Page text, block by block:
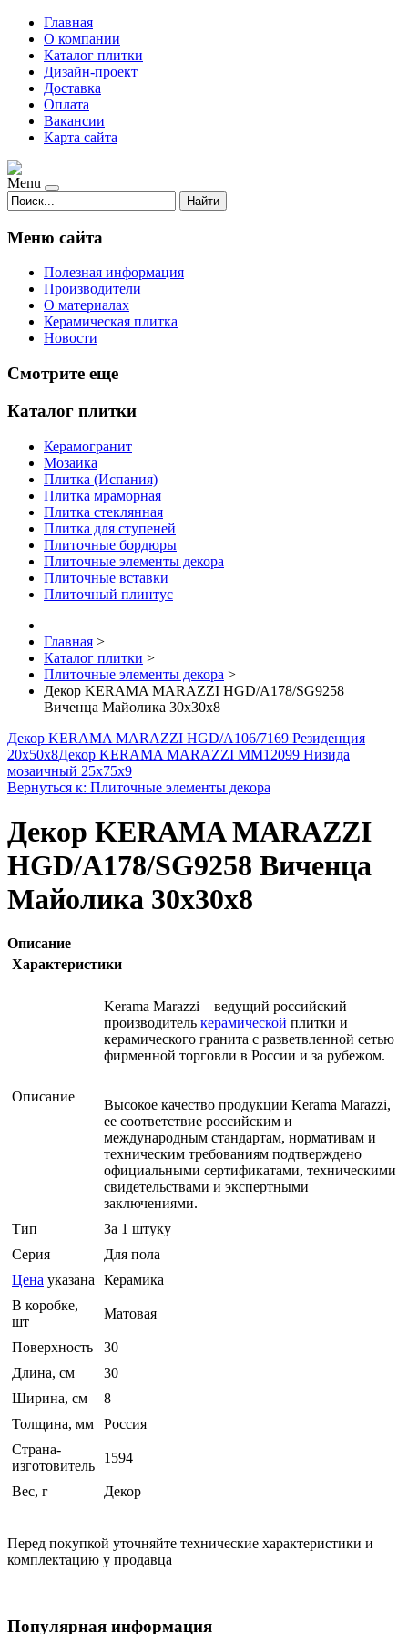
Главная
О компании
Каталог плитки
Дизайн-проект
Доставка
Оплата
Вакансии
Карта сайта
Menu
Найти
Меню сайта
Полезная информация
Производители
О материалах
Керамическая плитка
Новости
Смотрите еще
Каталог плитки
Керамогранит
Мозаика
Плитка (Испания)
Плитка мраморная
Плитка стеклянная
Плитка для ступеней
Плиточные бордюры
Плиточные элементы декора
Плиточные вставки
Плиточный плинтус
Главная >
Каталог плитки >
Плиточные элементы декора >
Декор KERAMA MARAZZI HGD/A178/SG9258
Виченца Майолика 30х30х8
Декор KERAMA MARAZZI HGD/A106/7169 Резиденция
20х50х8Декор KERAMA MARAZZI MM12099 Низида
мозаичный 25х75х9
Вернуться к: Плиточные элементы декора
Декор KERAMA MARAZZI
HGD/A178/SG9258 Виченца
Майолика 30х30х8
Описание
Характеристики
Описание
Kerama Marazzi – ведущий российский
производитель керамической плитки и
керамического гранита с разветвленной сетью
фирменной торговли в России и за рубежом.
Высокое качество продукции Kerama Marazzi,
ее соответствие российским и
международным стандартам, нормативам и
техническим требованиям подтверждено
официальными сертификатами, техническими
свидетельствами и экспертными
заключениями.
Тип
За 1 штуку
Серия
Для пола
Цена указана Керамика
В коробке,
шт
Матовая
Поверхность
30
Длина, см
30
Ширина, см
8
Толщина, мм
Россия
Страна-
изготовитель
1594
Вес, г Декор
Перед покупкой уточняйте технические характеристики и
комплектацию у продавца
Популярная информация